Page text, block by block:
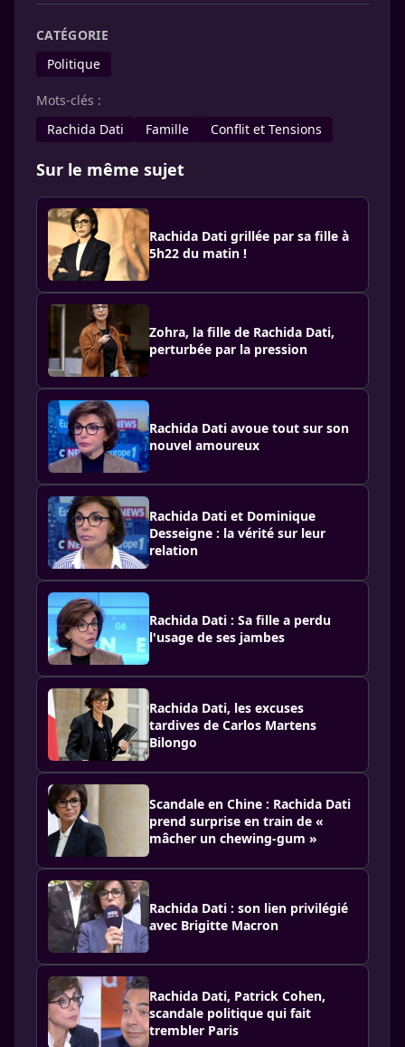
CATÉGORIE
Politique
Mots-clés :
Rachida Dati
Famille Conflit et Tensions
Sur le même sujet
Rachida Dati grillée par sa fille à
5h22 du matin !
Zohra, la fille de Rachida Dati,
perturbée par la pression
Rachida Dati avoue tout sur son
nouvel amoureux
Rachida Dati et Dominique
Desseigne : la vérité sur leur
relation
Rachida Dati : Sa fille a perdu
l'usage de ses jambes
Rachida Dati, les excuses
tardives de Carlos Martens
Bilongo
Scandale en Chine : Rachida Dati
prend surprise en train de «
mâcher un chewing-gum »
Rachida Dati : son lien privilégié
avec Brigitte Macron
Rachida Dati, Patrick Cohen,
scandale politique qui fait
trembler Paris